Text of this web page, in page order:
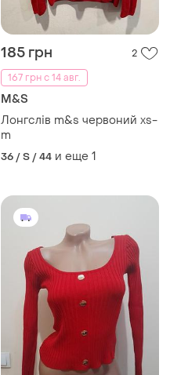
185 грн
2
167 грн с 14 авг.
M&S
Лонгслів m&s червоний xs-
m
36 / S / 44 и еще 1